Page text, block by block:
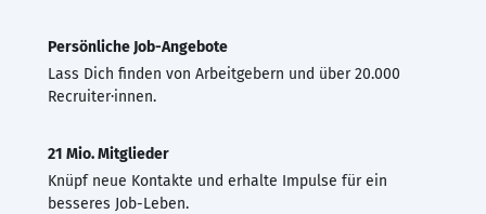
Persönliche Job-Angebote
Lass Dich finden von Arbeitgebern und über 20.000
Recruiter·innen.
21 Mio. Mitglieder
Knüpf neue Kontakte und erhalte Impulse für ein
besseres Job-Leben.